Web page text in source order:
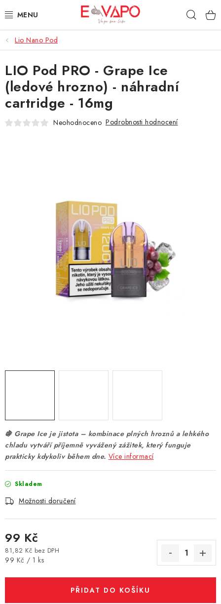
na
3D TISK
TIPY ZA DOBROU CENU
AROMATA A PŘÍCHUTĚ
BÁZE
DÁRKOVÉ VOUCHERY
ATOMIZÉRY A CARTRIDGE
BATERIE A NABÍJEČKY
Vše o nákupu Jak reklamovat či vrátit zboží
Kontakty
Prodejny Volná místa
Lio Nano Pod
🍇 Grape Ice je jistota – kombinace plných hroznů a lehkého
chladu vytváří příjemně vyvážený zážitek, který funguje
prakticky kdykoliv během dne. Více informací
Skladem
Možnosti doručení
99 Kč
81,82 Kč bez DPH
Měrná cena:
99 Kč / 1 ks
PŘIDAT DO KOŠÍKU
LIO Pod PRO - Grape Ice
(ledové hrozno) - náhradní
cartridge - 16mg
Neohodnoceno Podrobnosti hodnocení